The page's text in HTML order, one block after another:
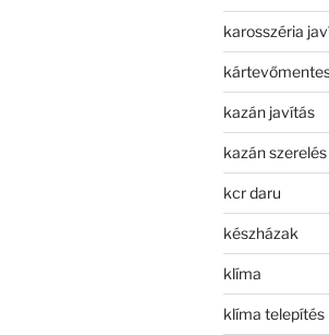
karosszéria
kazán javítás
kazán szerelés
kcr daru
készházak
klíma
klíma telepítés